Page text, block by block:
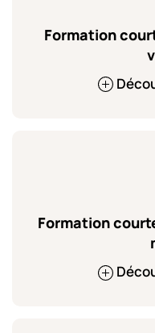
Formation
Formation